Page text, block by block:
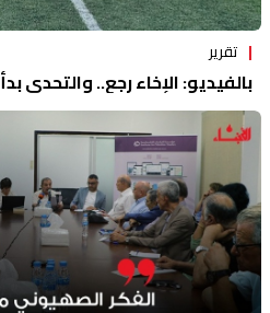
تقرير
بالفيديو: الإخاء رجع.. والتحدي بدأ